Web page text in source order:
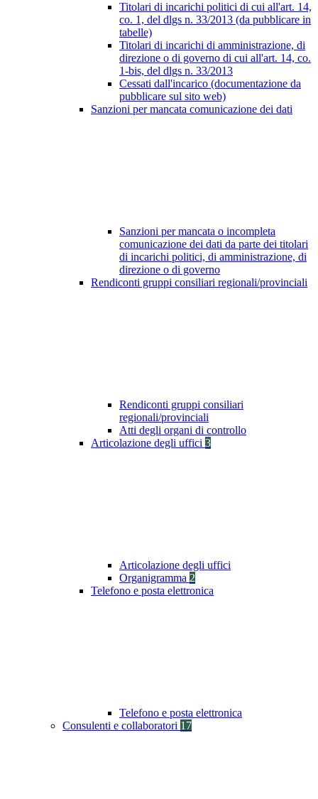
Titolari di incarichi politici di cui all'art. 14,
co. 1, del dlgs n. 33/2013 (da pubblicare in
tabelle)
Titolari di incarichi di amministrazione, di
direzione o di governo di cui all'art. 14, co.
1-bis, del dlgs n. 33/2013
Cessati dall'incarico (documentazione da
pubblicare sul sito web)
Sanzioni per mancata comunicazione dei dati
Sanzioni per mancata o incompleta
comunicazione dei dati da parte dei titolari
di incarichi politici, di amministrazione, di
direzione o di governo
Rendiconti gruppi consiliari regionali/provinciali
Rendiconti gruppi consiliari
regionali/provinciali
Atti degli organi di controllo
Articolazione degli uffici 3
Articolazione degli uffici
Organigramma 2
Telefono e posta elettronica
Telefono e posta elettronica
Consulenti e collaboratori 17